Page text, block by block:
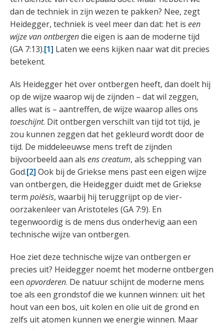
dan de techniek in zijn wezen te pakken? Nee, zegt
Heidegger, techniek is veel meer dan dat: het is een
wijze van ontbergendie eigen is aan de moderne tijd
(GA 7:13).[1] Laten we eens kijken naar wat dit precies
betekent.
Als Heidegger het over ontbergen heeft, dan doelt hij
op de wijze waarop wij de zijnden – dat wil zeggen,
alles wat is – aantreffen, de wijze waarop alles ons
toeschijnt. Dit ontbergen verschilt van tijd tot tijd, je
zou kunnen zeggen dat het gekleurd wordt door de
tijd. De middeleeuwse mens treft de zijnden
bijvoorbeeld aan als ens creatum, als schepping van
God.[2] Ook bij de Griekse mens past een eigen wijze
van ontbergen, die Heidegger duidt met de Griekse
term poièsis, waarbij hij teruggrijpt op de vier-
oorzakenleer van Aristoteles (GA 7:9). En
tegenwoordig is de mens dus onderhevig aan een
technische wijze van ontbergen.
Hoe ziet deze technische wijze van ontbergen er
precies uit? Heidegger noemt het moderne ontbergen
een opvorderen. De natuur schijnt de moderne mens
toe als een grondstof die we kunnen winnen: uit het
hout van een bos, uit kolen en olie uit de grond en
zelfs uit atomen kunnen we energie winnen. Maar